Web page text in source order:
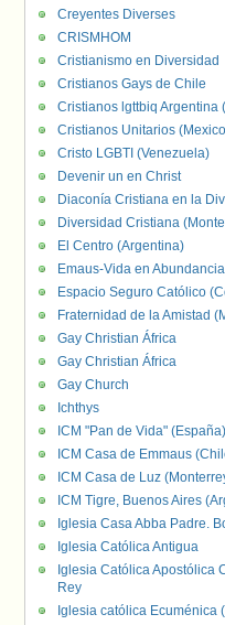
Creyentes Diverses
CRISMHOM
Cristianismo en Diversidad
Cristianos Gays de Chile
Cristianos lgttbiq Argentina
Cristianos Unitarios
Cristo LGBTI (Venezuela)
Devenir un en Christ
Diaconía Cristiana en la
Diversidad Cristiana
El Centro (Argentina)
Emaus-Vida en Abundancia
Espacio Seguro Católico
Fraternidad de la Amistad
Gay Christian África
Gay Christian África
Gay Church
Ichthys
ICM "Pan de Vida" (España)
ICM Casa de Emmaus
ICM Casa de Luz
ICM Tigre, Buenos Aires
Iglesia Casa Abba Padre.
Iglesia Católica Antigua
Iglesia Católica Apostólica
Rey
Iglesia católica Ecuménica